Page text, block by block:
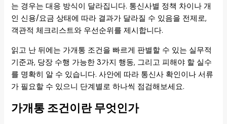
는 경우는 대응 방식이 달라집니다. 통신사별 정책 차이나 개
인 신용/요금 상태에 따라 결과가 달라질 수 있음을 전제로,
객관적 체크리스트와 우선순위를 제시합니다.
읽고 난 뒤에는 가개통 조건을 빠르게 판별할 수 있는 실무적
기준과, 당장 수행 가능한 3가지 행동, 그리고 피해야 할 실수
를 명확히 알 수 있습니다. 사안에 따라 통신사 확인이나 서류
가 필요할 수 있으니 단계별로 하나씩 점검해보세요.
가개통 조건이란 무엇인가